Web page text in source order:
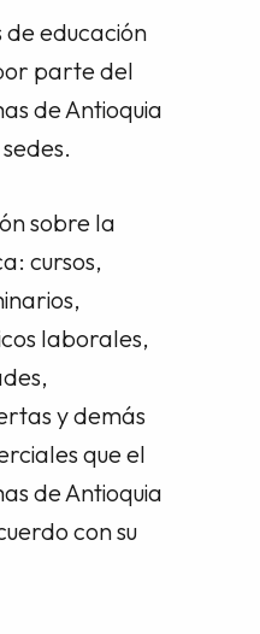
de educación
parte del
de Antioquia
sobre la
cursos,
laborales,
y demás
que el
de Antioquia
con su